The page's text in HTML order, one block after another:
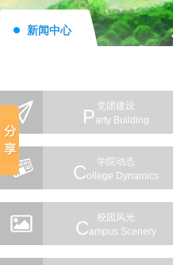
新闻中心
党团建设
PArty Building
学院动态
COllege Dynamics
校园风光
CAmpus Scenery